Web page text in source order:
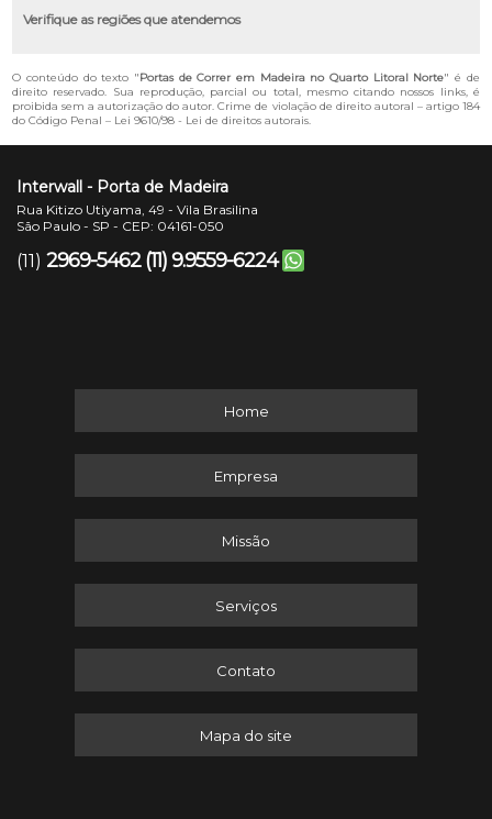
Verifique as regiões que atendemos
O conteúdo do texto "Portas de Correr em Madeira no Quarto Litoral Norte" é de
direito reservado. Sua reprodução, parcial ou total, mesmo citando nossos links, é
proibida sem a autorização do autor. Crime de violação de direito autoral – artigo 184
do Código Penal – Lei 9610/98 - Lei de direitos autorais.
Interwall - Porta de Madeira
Rua Kitizo Utiyama, 49 - Vila Brasilina
São Paulo - SP - CEP: 04161-050
(11) 2969-5462 (11) 9.9559-6224
Home
Empresa
Missão
Serviços
Contato
Mapa do site